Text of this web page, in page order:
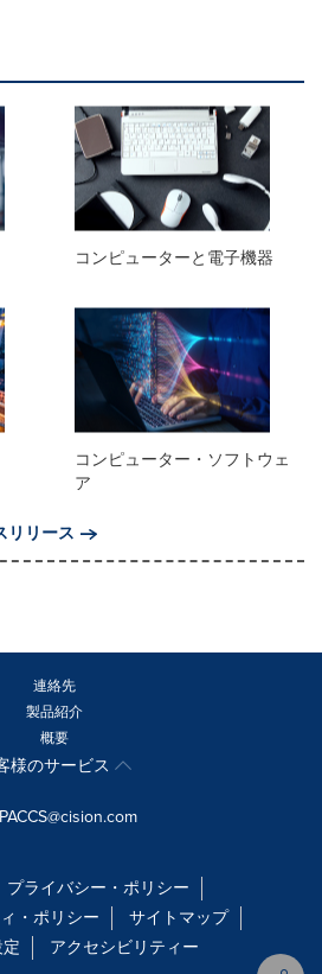
コンピューターと電子機器
コンピューター・ソフトウェ
ア
リリース
連絡先
製品紹介
概要
様のサービス
プライバシー・ポリシー
・ポリシー
サイトマップ
アクセシビリティー